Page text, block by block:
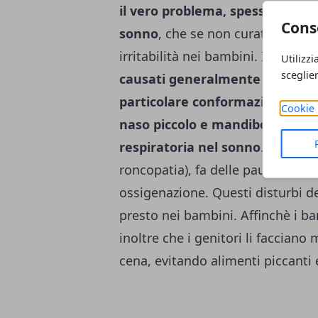
Cookie
il vero problema, spesso
sonno, che se non curati
irritabilità nei bambini. I
causati generalmente da
particolare conformazione
naso piccolo e mandibola
respiratoria nel sonno.
roncopatia), fa delle pause
ossigenazione. Questi disturbi
presto nei bambini. Affinchè i
inoltre che i genitori li facciano
cena, evitando alimenti piccanti